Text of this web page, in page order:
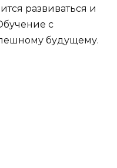
развиваться и
с
будущему.